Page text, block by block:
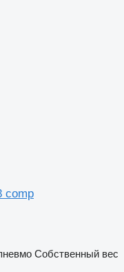
comp
Собственный вес